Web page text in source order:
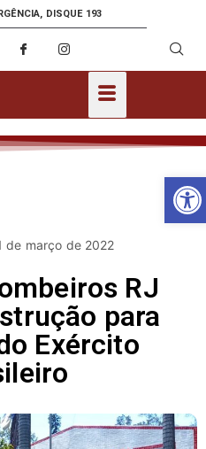
DISQUE 193
de março de 2022
RJ
para
Exército